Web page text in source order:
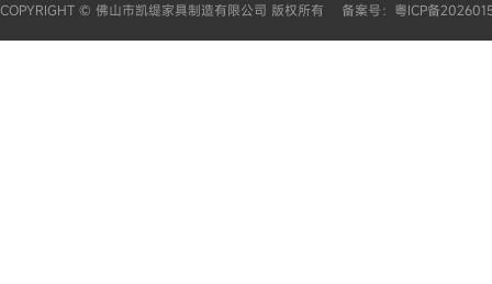
COPYRIGHT © 佛山市凯缇家具制造有限公司 版权所有 备案号： 粤ICP备